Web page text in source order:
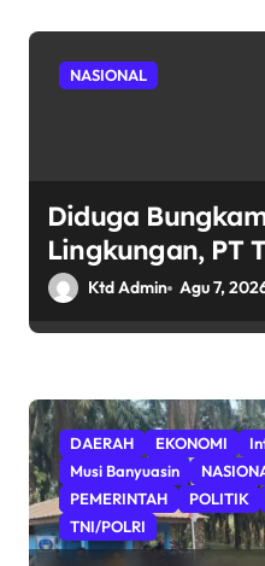
NASIONAL
Diduga
Lingkungan, PT
Aksi Damai
Ktd Admin Agu 7,
DAERAH EKONOMI
Musi Banyuasin
PEMERINTAH
POLITIK
TNI/POLRI